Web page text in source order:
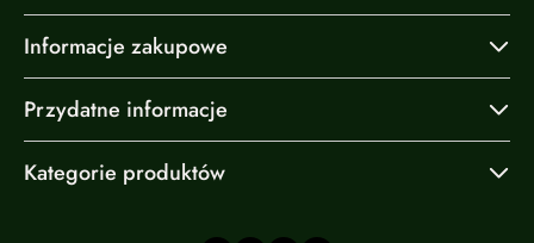
Informacje zakupowe
Przydatne informacje
Kategorie produktów